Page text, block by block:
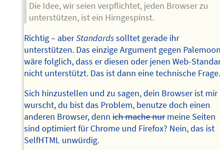
Die Idee, wir seien verpflichtet, jeden Browser zu
unterstützen, ist ein Hirngespinst.
Richtig – aberStandardssolltet gerade ihr
unterstützen. Das einzige Argument gegen
wäre folglich, dass er diesen oder jenen Web-
nicht unterstützt. Das ist dann eine technische
Sich hinzustellen und zu sagen, dein Browser ist mir
wurscht, du bist das Problem, benutze doch einen
anderen Browser, dennich mache nurmeine Seiten
sind optimiert für Chrome und Firefox? Nein, das ist
SelfHTML unwürdig.